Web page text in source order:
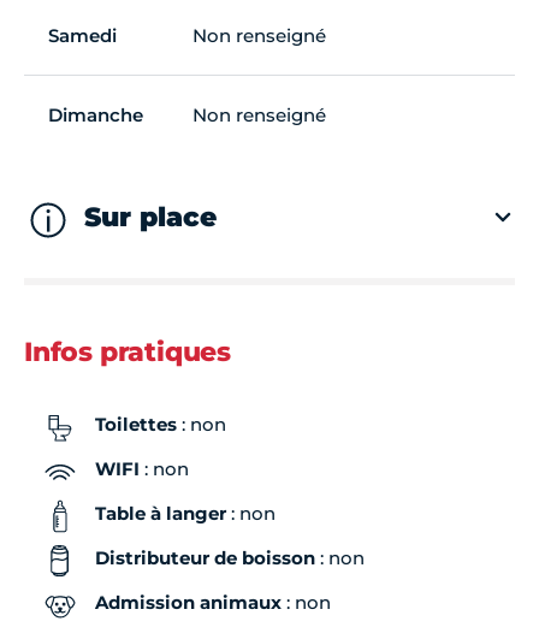
Samedi Non renseigné
Dimanche Non renseigné
Sur place
Infos pratiques
Toilettes : non
WIFI : non
Table à langer: non
Distributeur de boisson : non
Admission animaux : non